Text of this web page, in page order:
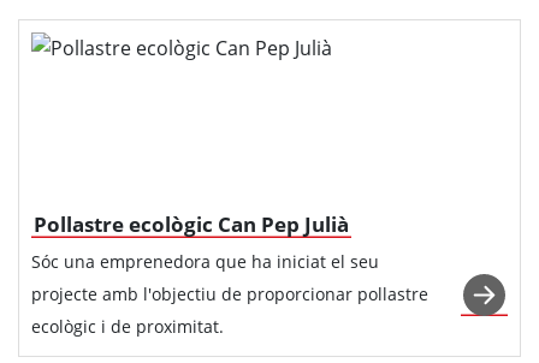
Pollastre ecològic Can Pep Julià
Sóc una emprenedora que ha iniciat el seu
projecte amb l'objectiu de proporcionar pollastre
ecològic i de proximitat.